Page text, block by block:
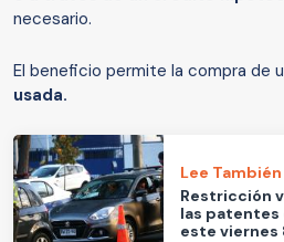
necesario.
El beneficio permite la compra de
usada.
Lee También
Restricción
las patentes
este viernes